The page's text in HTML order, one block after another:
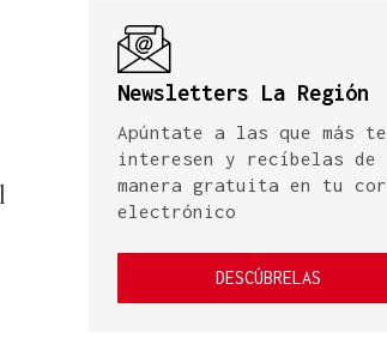
Newsletters La Región
Apúntate a las que más te
interesen y recíbelas de
manera gratuita en tu
electrónico
DESCÚBRELAS